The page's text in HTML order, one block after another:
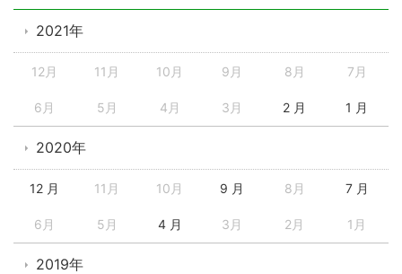
2021年
12月 11月 10月 9月 8月 7月
6月 5月 4月 3月 2 月 1 月
2020年
12 月 11月 10月 9 月 8月 7 月
6月 5月 4 月 3月 2月 1月
2019年